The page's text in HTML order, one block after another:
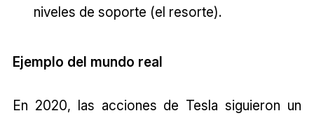
niveles de soporte (el resorte).
Ejemplo del mundo real
En 2020, las acciones de Tesla siguieron un